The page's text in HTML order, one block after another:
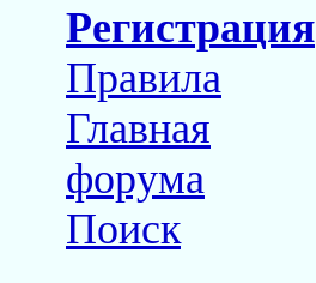
Регистрация
Правила
Главная
форума
Поиск